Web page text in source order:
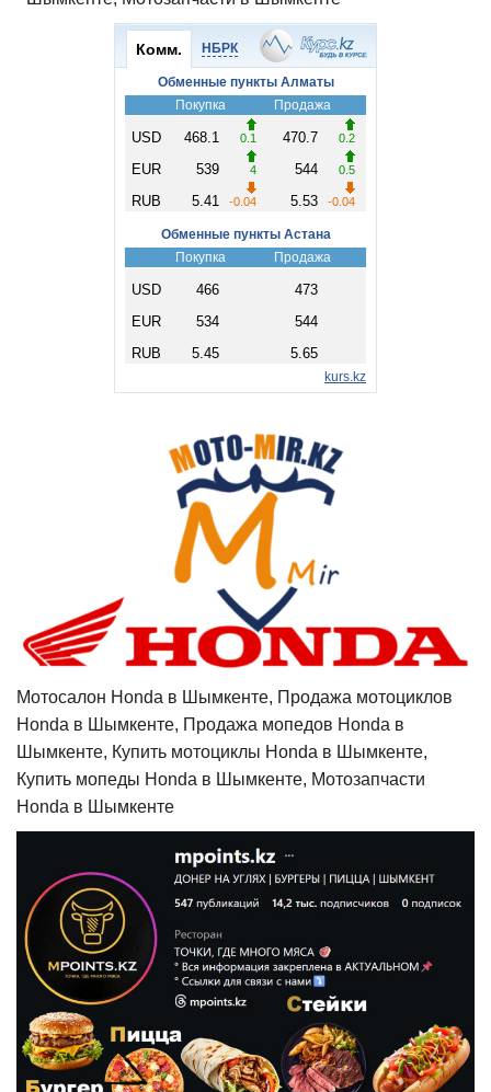
Мотосалон Honda в Шымкенте, Продажа мотоциклов
Honda в Шымкенте, Продажа мопедов Honda в
Шымкенте, Купить мотоциклы Honda в Шымкенте,
Купить мопеды Honda в Шымкенте, Мотозапчасти
Honda в Шымкенте